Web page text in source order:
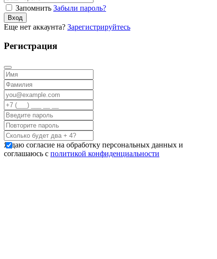
Запомнить Забыли пароль?
Вход
Еще нет аккаунта? Зарегистрируйтесь
Регистрация
Я даю согласие на обработку персональных данных и
соглашаюсь с политикой конфиденциальности